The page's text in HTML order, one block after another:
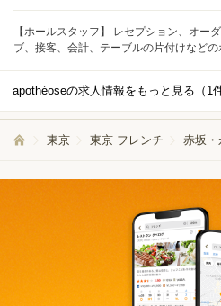
【ホールスタッフ】 レセプション、オーダーテイク、ドリンクメイク、サー
ブ、接客、会計、テーブルの片付けなどの
apothéoseの求人情報をもっと見る（ 1
東京 東京 フレンチ 赤坂・